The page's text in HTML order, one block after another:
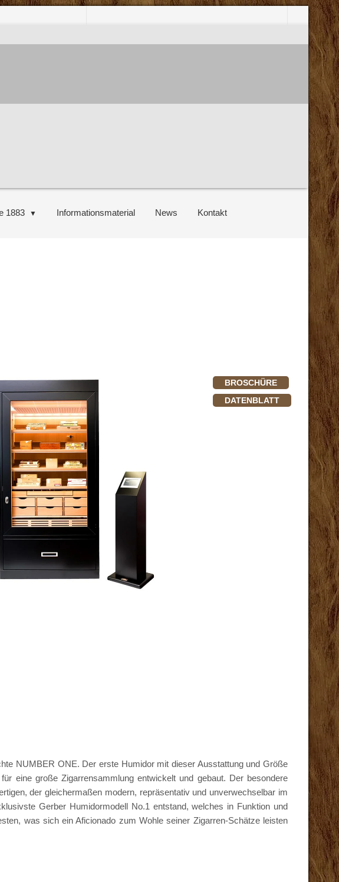
1883 Informationsmaterial News Kontakt
BROSCHÜRE
DATENBLATT
NUMBER ONE. Der erste Humidor mit dieser Ausstattung und Größe
eine große Zigarrensammlung entwickelt und gebaut. Der besondere
der gleichermaßen modern, repräsentativ und unverwechselbar im
Gerber Humidormodell No.1 entstand, welches in Funktion und
was sich ein Aficionado zum Wohle seiner Zigarren-Schätze leisten